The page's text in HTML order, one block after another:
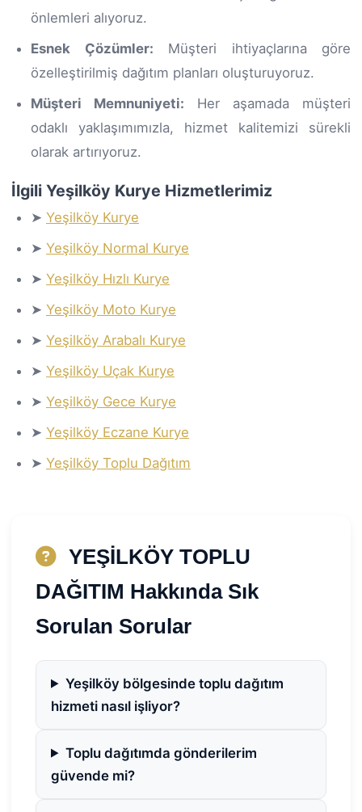
önlemleri alıyoruz.
Esnek Çözümler: Müşteri ihtiyaçlarına göre
özelleştirilmiş dağıtım planları oluşturuyoruz.
Müşteri Memnuniyeti: Her aşamada müşteri
odaklı yaklaşımımızla, hizmet kalitemizi sürekli
olarak artırıyoruz.
İlgili Yeşilköy Kurye Hizmetlerimiz
➤ Yeşilköy Kurye
➤ Yeşilköy Normal Kurye
➤ Yeşilköy Hızlı Kurye
➤ Yeşilköy Moto Kurye
➤ Yeşilköy Arabalı Kurye
➤ Yeşilköy Uçak Kurye
➤ Yeşilköy Gece Kurye
➤ Yeşilköy Eczane Kurye
➤ Yeşilköy Toplu Dağıtım
YEŞİLKÖY TOPLU
DAĞITIM Hakkında Sık
Sorulan Sorular
Yeşilköy bölgesinde toplu dağıtım
hizmeti nasıl işliyor?
Toplu dağıtımda gönderilerim
güvende mi?